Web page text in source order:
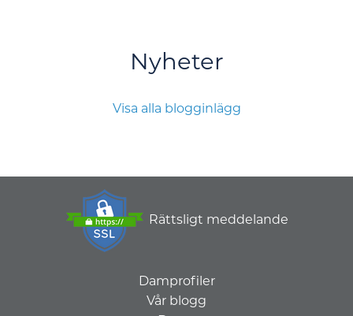
Nyheter
Visa alla blogginlägg
Rättsligt meddelande
Damprofiler
Vår blogg